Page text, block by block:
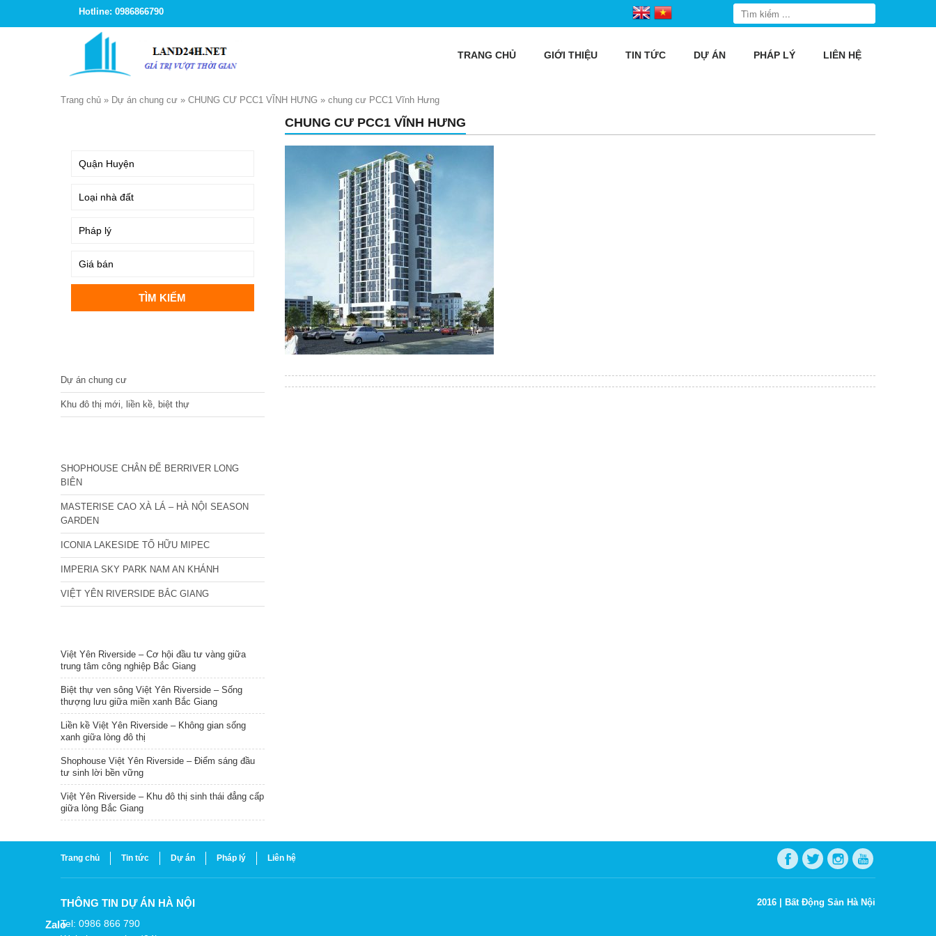
Hotline: 0986866790
TRANG CHỦ GIỚI THIỆU TIN TỨC DỰ ÁN PHÁP LÝ LIÊN HỆ
Trang chủ » Dự án chung cư » CHUNG CƯ PCC1 VĨNH HƯNG » chung cư PCC1 Vĩnh Hưng
CHUNG CƯ PCC1 VĨNH HƯNG
Dự án chung cư
Khu đô thị mới, liền kề, biệt thự
SHOPHOUSE CHÂN ĐẾ BERRIVER LONG
BIÊN
MASTERISE CAO XÀ LÁ – HÀ NỘI SEASON
GARDEN
ICONIA LAKESIDE TỐ HỮU MIPEC
IMPERIA SKY PARK NAM AN KHÁNH
VIỆT YÊN RIVERSIDE BẮC GIANG
Việt Yên Riverside – Cơ hội đầu tư vàng giữa
trung tâm công nghiệp Bắc Giang
Biệt thự ven sông Việt Yên Riverside – Sống
thượng lưu giữa miền xanh Bắc Giang
Liền kề Việt Yên Riverside – Không gian sống
xanh giữa lòng đô thị
Shophouse Việt Yên Riverside – Điểm sáng đầu
tư sinh lời bền vững
Việt Yên Riverside – Khu đô thị sinh thái đẳng cấp
giữa lòng Bắc Giang
Trang chủ Tin tức Dự án Pháp lý Liên hệ
THÔNG TIN DỰ ÁN HÀ NỘI
Tel: 0986 866 790
2016 | Bất Động Sản Hà Nội
Zalo